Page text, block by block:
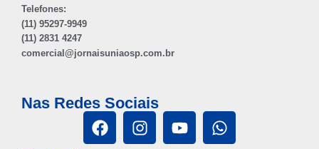
Telefones:
(11) 95297-9949
(11) 2831 4247
comercial@jornaisuniaosp.com.br
Nas Redes Sociais